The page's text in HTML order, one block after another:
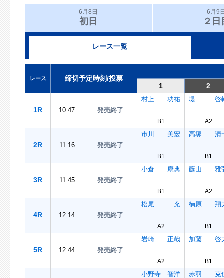
6月8日
初日
6月9
２日
レース一覧
レース
締切予定時刻/投票
1
2
1R 10:47 発売終了
村上 功祐
B1
堤 啓
A2
2R 11:16 発売終了
市川 美宏
B1
高塚 清
B1
3R 11:45 発売終了
小倉 康典
B1
藤山 雅
A2
4R 12:14 発売終了
松尾 充
A2
楠原 翔
B1
5R 12:44 発売終了
岩崎 正哉
A2
加藤 啓
B1
小野寺 智洋 赤羽 克